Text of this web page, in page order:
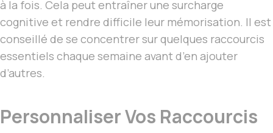
à la fois. Cela peut entraîner une surcharge
cognitive et rendre difficile leur mémorisation. Il est
conseillé de se concentrer sur quelques raccourcis
essentiels chaque semaine avant d’en ajouter
d’autres.
Personnaliser Vos Raccourcis